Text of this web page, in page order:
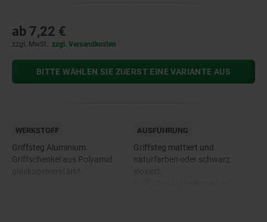
ab 7,22 €
zzgl. MwSt. zzgl. Versandkosten
BITTE WÄHLEN SIE ZUERST EINE VARIANTE AUS
WERKSTOFF
Griffsteg Aluminium.
Griffschenkel aus Polyamid
AUSFÜHRUNG
Griffsteg mattiert und
naturfarben oder schwarz